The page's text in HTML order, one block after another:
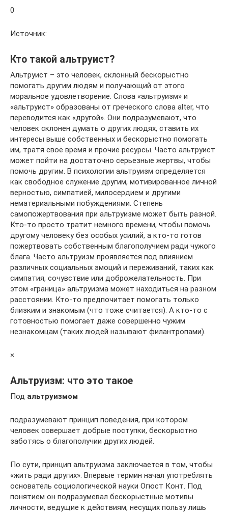
0
Источник:
Кто такой альтруист?
Альтруист – это человек, склонный бескорыстно
помогать другим людям и получающий от этого
моральное удовлетворение. Слова «альтруизм» и
«альтруист» образованы от греческого слова alter, что
переводится как «другой». Они подразумевают, что
человек склонен думать о других людях, ставить их
интересы выше собственных и бескорыстно помогать
им, тратя своё время и прочие ресурсы. Часто альтруист
может пойти на достаточно серьезные жертвы, чтобы
помочь другим. В психологии альтруизм определяется
как свободное служение другим, мотивированное личной
верностью, симпатией, милосердием и другими
нематериальными побуждениями. Степень
самопожертвования при альтруизме может быть разной.
Кто-то просто тратит немного времени, чтобы помочь
другому человеку без особых усилий, а кто-то готов
пожертвовать собственным благополучием ради чужого
блага. Часто альтруизм проявляется под влиянием
различных социальных эмоций и переживаний, таких как
симпатия, сочувствие или доброжелательность. При
этом «граница» альтруизма может находиться на разном
расстоянии. Кто-то предпочитает помогать только
близким и знакомым (что тоже считается). А кто-то с
готовностью помогает даже совершенно чужим
незнакомцам (таких людей называют филантропами).
×
Альтруизм: что это такое
Под альтруизмом
подразумевают принцип поведения, при котором
человек совершает добрые поступки, бескорыстно
заботясь о благополучии других людей.
По сути, принцип альтруизма заключается в том, чтобы
«жить ради других». Впервые термин начал употреблять
основатель социологической науки Огюст Конт. Под
понятием он подразумевал бескорыстные мотивы
личности, ведущие к действиям, несущих пользу лишь